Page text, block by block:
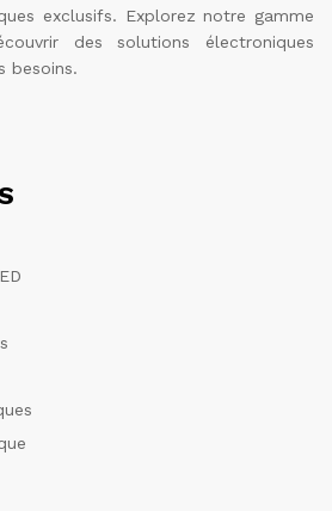
exclusifs. Explorez notre gamme
des solutions électroniques
besoins.